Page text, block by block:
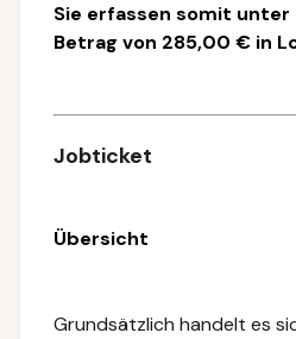
Sie erfassen somit unter
Betrag von 285,00 € in
Jobticket
Übersicht
Grundsätzlich handelt es